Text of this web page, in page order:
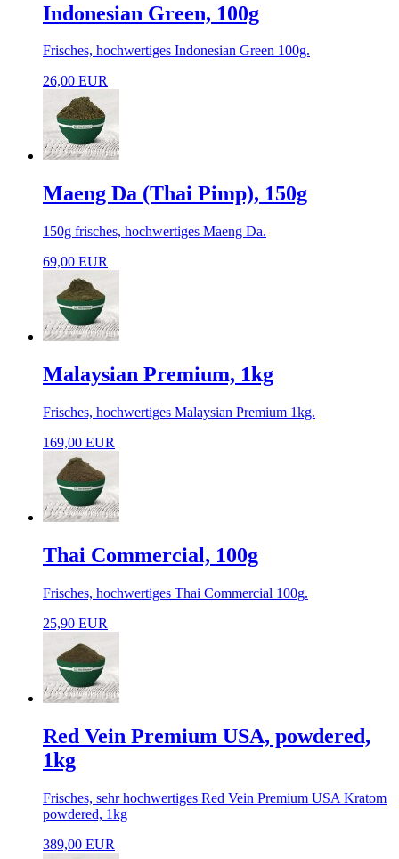
Indonesian Green, 100g
Frisches, hochwertiges Indonesian Green 100g.
26,00 EUR
Maeng Da (Thai Pimp), 150g
150g frisches, hochwertiges Maeng Da.
69,00 EUR
Malaysian Premium, 1kg
Frisches, hochwertiges Malaysian Premium 1kg.
169,00 EUR
Thai Commercial, 100g
Frisches, hochwertiges Thai Commercial 100g.
25,90 EUR
Red Vein Premium USA, powdered,
1kg
Frisches, sehr hochwertiges Red Vein Premium USA Kratom
powdered, 1kg
389,00 EUR